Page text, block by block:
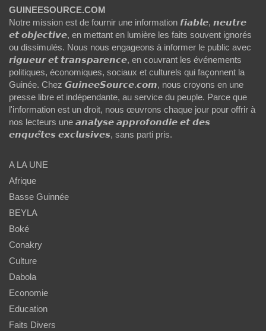
GUINEESOURCE.COM
Notre mission est de fournir une information 𝙛𝙞𝙖𝙗𝙡𝙚, 𝙣𝙚𝙪𝙩𝙧𝙚
𝙚𝙩 𝙤𝙗𝙟𝙚𝙘𝙩𝙞𝙫𝙚, en mettant en lumière les faits souvent ignorés
ou dissimulés. Nous nous engageons à informer le public avec
𝙧𝙞𝙜𝙪𝙚𝙪𝙧 𝙚𝙩 𝙩𝙧𝙖𝙣𝙨𝙥𝙖𝙧𝙚𝙣𝙘𝙚, en couvrant les événements
politiques, économiques, sociaux et culturels qui façonnent la
Guinée. Chez 𝙂𝙪𝙞𝙣𝙚𝙚𝙎𝙤𝙪𝙧𝙘𝙚.𝙘𝙤𝙢, nous croyons en une
presse libre et indépendante, au service du peuple. Parce que
l'information est un droit, nous œuvrons chaque jour pour offrir à
nos lecteurs une 𝙖𝙣𝙖𝙡𝙮𝙨𝙚 𝙖𝙥𝙥𝙧𝙤𝙛𝙤𝙣𝙙𝙞𝙚 𝙚𝙩 𝙙𝙚𝙨
𝙚𝙣𝙦𝙪𝙚̂𝙩𝙚𝙨 𝙚𝙭𝙘𝙡𝙪𝙨𝙞𝙫𝙚𝙨, sans parti pris.
A LA UNE
Afrique
Basse Guinnée
BEYLA
Boké
Conakry
Culture
Dabola
Economie
Education
Faits Divers